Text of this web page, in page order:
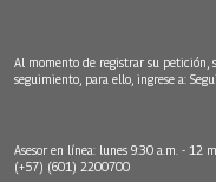
Al momento de registrar su petición,
seguimiento, para ello, ingrese a:
Asesor en línea: lunes 9:30 a.m. - 12 m
(+57) (601) 2200700